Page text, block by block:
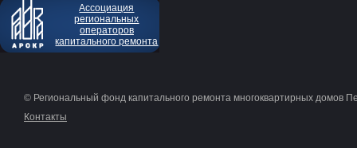
Ассоциация
региональных
операторов
капитального ремонта
© Региональный фонд капитального ремонта многоквартирных домов
Контакты